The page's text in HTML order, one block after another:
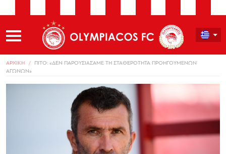
ΑΡΧΙΚΗ
ΠΙΤΟ: «ΔΕΝ ΠΑΡΟΥΣΙΑΣΑΜΕ ΤΗ ΣΤΑΘΕΡΟΤΗΤΑ ΠΡΟΗΓΟΥΜΕΝΩΝ
ΑΓΩΝΩΝ»